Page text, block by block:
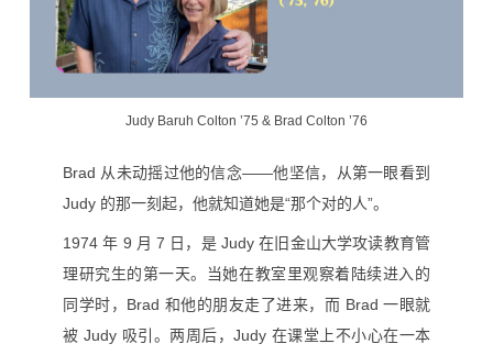
Judy Baruh Colton ’75 & Brad Colton ’76
Brad 从未动摇过他的信念——他坚信，从第一眼看到
Judy 的那一刻起，他就知道她是“那个对的人”。
1974 年 9 月 7 日，是 Judy 在旧金山大学攻读教育管
理研究生的第一天。当她在教室里观察着陆续进入的
同学时，Brad 和他的朋友走了进来，而 Brad 一眼就
被 Judy 吸引。 两周后，Judy 在课堂上不小心在一本